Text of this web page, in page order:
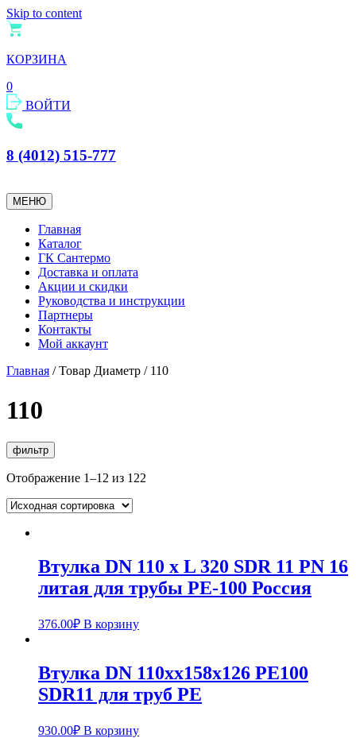
Skip to content
КОРЗИНА
0
ВОЙТИ
8 (4012) 515-777
МЕНЮ
Главная
Каталог
ГК Сантермо
Доставка и оплата
Акции и скидки
Руководства и инструкции
Партнеры
Контакты
Мой аккаунт
Главная / Товар Диаметр / 110
110
фильтр
Отображение 1–12 из 122
Втулка DN 110 x L 320 SDR 11 PN 16
литая для трубы PE-100 Россия
376.00₽ В корзину
Втулка DN 110xx158x126 PE100
SDR11 для труб РЕ
930.00₽ В корзину